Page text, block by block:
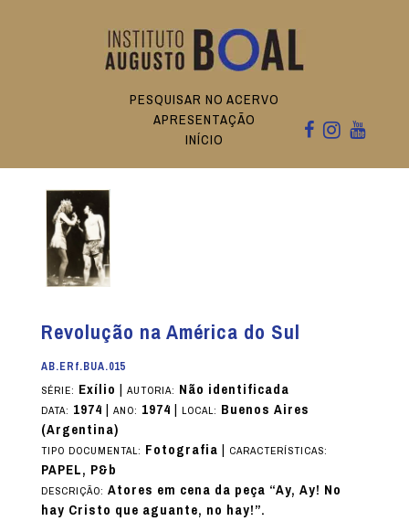
PESQUISAR NO ACERVO
APRESENTAÇÃO
INÍCIO
Revolução na América do Sul
AB.ERf.BUA.015
SÉRIE: Exílio | AUTORIA: Não identificada
DATA: 1974| ANO: 1974| LOCAL: Buenos Aires
(Argentina)
TIPO DOCUMENTAL: Fotografia| CARACTERÍSTICAS:
PAPEL, P&b
DESCRIÇÃO: Atores em cena da peça “Ay, Ay! No
hay Cristo que aguante, no hay!”.